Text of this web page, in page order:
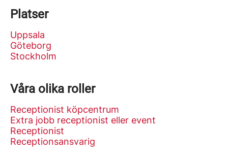
Platser
Uppsala
Göteborg
Stockholm
Våra olika roller
Receptionist köpcentrum
Extra jobb receptionist eller event
Receptionist
Receptionsansvarig